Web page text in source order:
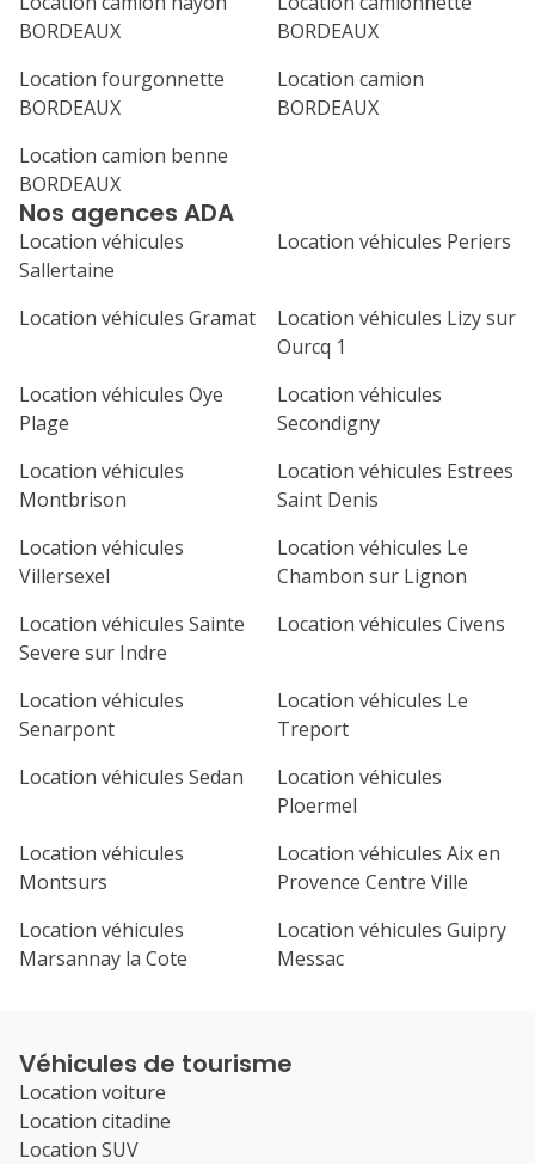
31
septembre 2026
lu me je
1
7 8
14
21 22 23 24 25
Nos agences ADA
Location véhicules
Sallertaine
Location véhicules Periers
Location véhicules Gramat
Location véhicules Lizy sur
Ourcq 1
Location véhicules Oye
Plage
Location véhicules
Secondigny
Location véhicules
Montbrison
Location véhicules Estrees
Saint Denis
Location véhicules
Villersexel
Location véhicules Le
Chambon sur Lignon
Location véhicules Sainte
Severe sur Indre
Location véhicules Civens
Location véhicules
Senarpont
Location véhicules Le
Treport
Location véhicules Sedan
Location véhicules
Ploermel
Location véhicules
Montsurs
Location véhicules Aix en
Provence Centre Ville
Location véhicules
Marsannay la Cote
Location véhicules Guipry
Messac
BORDEAUX
BORDEAUX
Location fourgonnette
BORDEAUX
Location camion
BORDEAUX
Location camion benne
BORDEAUX
Véhicules de tourisme
Location voiture
Location citadine
Location SUV